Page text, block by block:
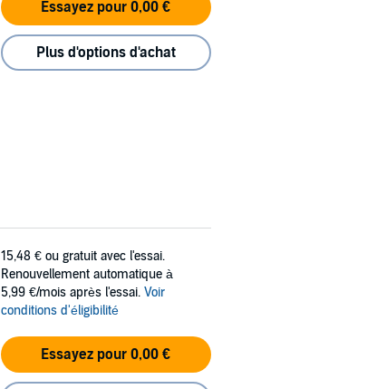
Essayez pour 0,00 €
Plus d'options d'achat
15,48 € ou gratuit avec l'essai.
Renouvellement automatique à
5,99 €/mois après l'essai. Voir
conditions d'éligibilité
Essayez pour 0,00 €